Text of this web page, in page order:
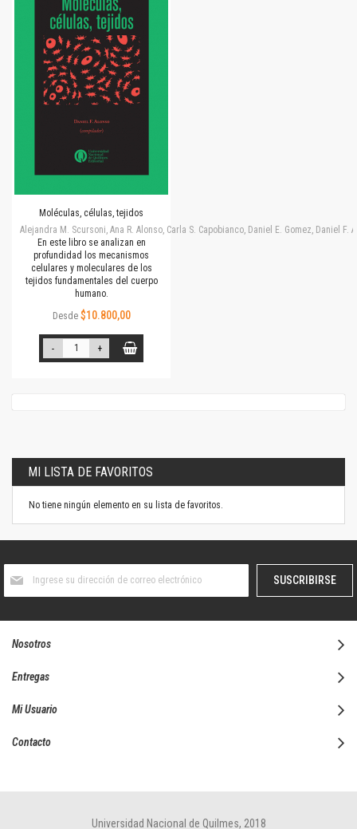
Moléculas, células, tejidos
Alejandra M. Scursoni, Ana R. Alonso, Carla S. Capobianco, Daniel E. Gomez, Daniel
En este libro se analizan en
profundidad los mecanismos
celulares y moleculares de los
tejidos fundamentales del cuerpo
humano.
Desde $10.800,00
- +
MI LISTA DE FAVORITOS
No tiene ningún elemento en su lista de favoritos.
boletín
SUSCRIBIRSE
Nosotros
Entregas
Mi Usuario
Contacto
Universidad Nacional de Quilmes, 2018